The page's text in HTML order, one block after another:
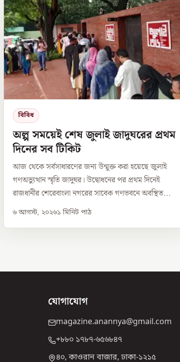
বিবিধ
অল্প সময়েই শেষ জুলাই জাদুঘরের প্রথম
দিনের সব টিকিট
আজ থেকে সর্বসাধারণের জন্য উন্মুক্ত করা হয়েছে জুলাই
গণঅভ্যুত্থান স্মৃতি জাদুঘর। উদ্বোধনের পর প্রথম দিনেই
রাজধানীর শেরেবাংলা নগরের সাবেক গণভবনে অবস্থিত...
৬ আগস্ট, ২০২৬১ মিনিট পাঠ
যোগাযোগ
magazine.anannya@gmail.com
+৮৮০ ১৭৮৭-৬৫৬৮৪৭
৪০, কাওরান বাজার, ঢাকা-১২১৫